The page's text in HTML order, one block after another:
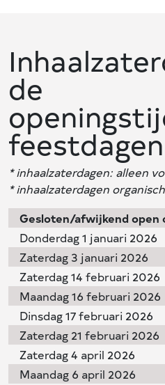
de
* inhaalzaterdagen: alleen
* inhaalzaterdagen
Gesloten/afwijkend open
Donderdag 1 januari 2026
Zaterdag 3 januari 2026
Zaterdag 14 februari 2026
Maandag 16 februari 2026
Dinsdag 17 februari 2026
Zaterdag 21 februari 2026
Zaterdag 4 april 2026
Maandag 6 april 2026